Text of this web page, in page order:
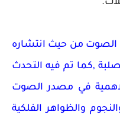
الصوت من حيث انتشاره
,كما تم فيه التحدث
في مصدر الصوت
والظواهر الفلكية